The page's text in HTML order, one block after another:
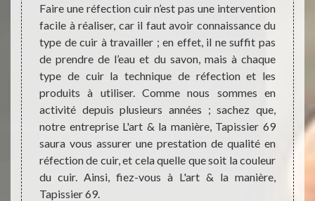
;
69
cuir
et
qui
de
69,
de
Faire une réfection cuir n’est pas une intervention
facile à réaliser, car il faut avoir connaissance du
type de cuir à travailler ; en effet, il ne suffit pas
de prendre de l’eau et du savon, mais à chaque
type de cuir la technique de réfection et les
produits à utiliser. Comme nous sommes en
activité depuis plusieurs années ; sachez que,
notre entreprise L'art & la manière, Tapissier 69
saura vous assurer une prestation de qualité en
réfection de cuir, et cela quelle que soit la couleur
du cuir. Ainsi, fiez-vous à L'art & la manière,
Tapissier 69.
Si
cuir
au
de
que,